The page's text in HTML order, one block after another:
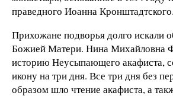
праведного Иоанна Кронштадтского.
Прихожане подворья долго искали
Божией Матери. Нина Михайловна
историю Неусыпающего акафиста,
икону на три дня. Все три дня без
образом шло чтение акафиста, а